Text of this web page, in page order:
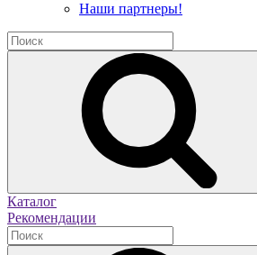
Наши партнеры!
Каталог
Рекомендации